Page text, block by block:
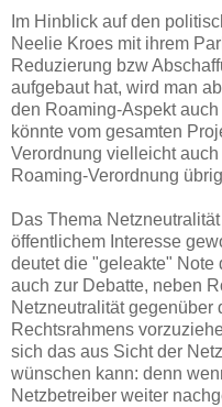
Im Hinblick auf den
Neelie Kroes mit ihrem
Reduzierung bzw
aufgebaut hat, wird man
den Roaming-Aspekt
könnte vom gesamten
Verordnung vielleicht
Roaming-Verordnung
Das Thema
öffentlichem Interesse
deutet die "geleakte" Note
auch zur Debatte, neben
Netzneutralität
Rechtsrahmens
sich das aus Sicht der
wünschen kann: denn
Netzbetreiber weiter